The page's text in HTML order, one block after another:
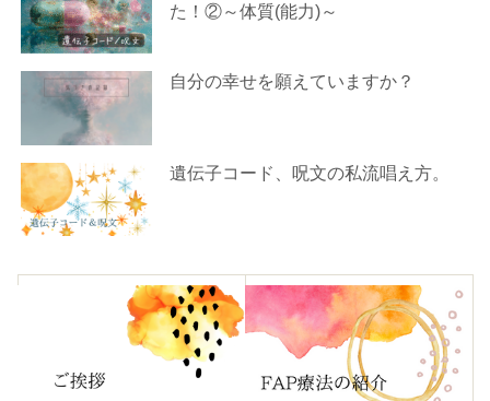
た！②～体質(能力)～
自分の幸せを願えていますか？
遺伝子コード、呪文の私流唱え方。